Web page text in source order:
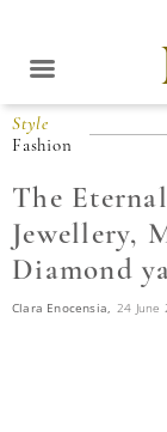
Style
Fashion
The
Jewellery,
Diamond
Clara Enocensia, 24 June